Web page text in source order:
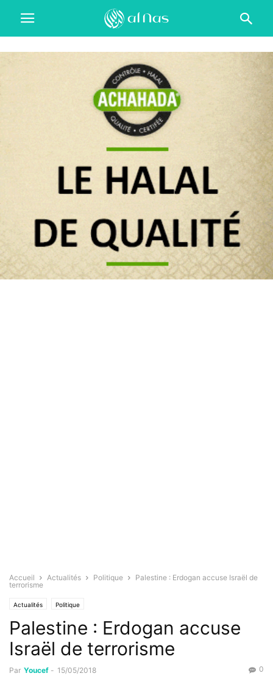
Accueil Actualités Politique
Palestine : Erdogan accuse Israël de
terrorisme
Actualités Politique
Palestine : Erdogan accuse
Israël de terrorisme
Par Youcef - 15/05/2018 0